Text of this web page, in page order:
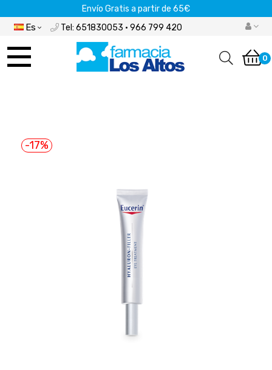
Envío Gratis a partir de 65€
Es Tel: 651830053 · 966 799 420
Navegación 0
-17%